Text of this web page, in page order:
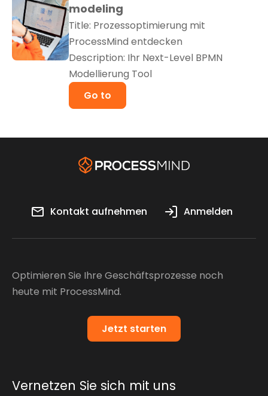
modeling
Title: Prozessoptimierung mit
ProcessMind entdecken
Description: Ihr Next-Level BPMN
Modellierung Tool
Go to
Kontakt aufnehmen Anmelden
Optimieren Sie Ihre Geschäftsprozesse noch
heute mit ProcessMind.
Jetzt starten
Vernetzen Sie sich mit uns